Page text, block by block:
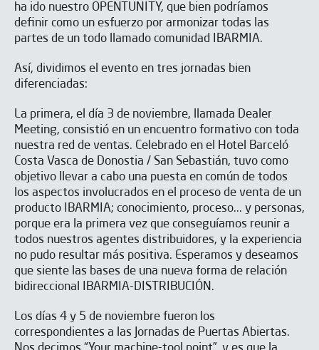
ha ido nuestro OPENTUNITY, que bien podríamos
definir como un esfuerzo por armonizar todas las
partes de un todo llamado comunidad IBARMIA.
Así, dividimos el evento en tres jornadas bien
diferenciadas:
La primera, el día 3 de noviembre, llamada Dealer
Meeting, consistió en un encuentro formativo con toda
nuestra red de ventas. Celebrado en el Hotel Barceló
Costa Vasca de Donostia / San Sebastián, tuvo como
objetivo llevar a cabo una puesta en común de todos
los aspectos involucrados en el proceso de venta de un
producto IBARMIA; conocimiento, proceso... y personas,
porque era la primera vez que conseguíamos reunir a
todos nuestros agentes distribuidores, y la experiencia
no pudo resultar más positiva. Esperamos y deseamos
que siente las bases de una nueva forma de relación
bidireccional IBARMIA-DISTRIBUCIÓN.
Los días 4 y 5 de noviembre fueron los
correspondientes a las Jornadas de Puertas Abiertas.